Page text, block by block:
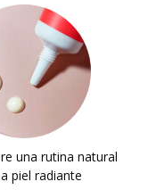
una rutina natural
piel radiante